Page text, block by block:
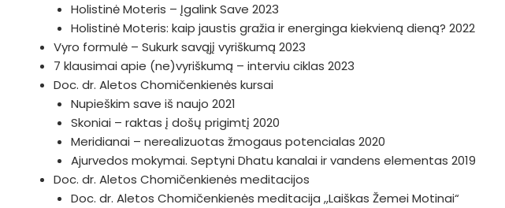
Holistinė Moteris – Įgalink Save 2023
Holistinė Moteris: kaip jaustis gražia ir energinga kiekvieną dieną? 2022
Vyro formulė – Sukurk savąjį vyriškumą 2023
7 klausimai apie (ne)vyriškumą – interviu ciklas 2023
Doc. dr. Aletos Chomičenkienės kursai
Nupieškim save iš naujo 2021
Skoniai – raktas į došų prigimtį 2020
Meridianai – nerealizuotas žmogaus potencialas 2020
Ajurvedos mokymai. Septyni Dhatu kanalai ir vandens elementas 2019
Doc. dr. Aletos Chomičenkienės meditacijos
Doc. dr. Aletos Chomičenkienės meditacija ,,Laiškas Žemei Motinai“